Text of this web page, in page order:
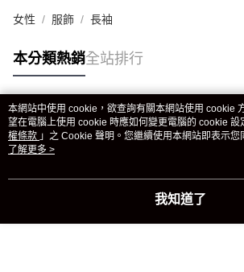
女性 服飾 長袖
本分類熱銷全站排行
熱門標籤
本網站中使用 cookie，欲查詢有關本網站使用 cookie
望在電腦上使用 cookie 時應如何變更電腦的 cookie 設
權條款 」之 Cookie 聲明。您繼續使用本網站即表示
用條款之 Cookie 聲明使用 cookie。
了解更多 >
我知道了